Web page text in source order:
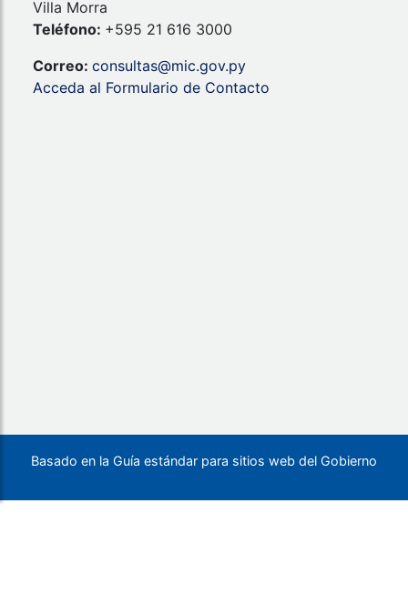
Villa Morra
Teléfono: +595 21 616 3000
Correo: consultas@mic.gov.py
Acceda al Formulario de Contacto
Basado en la Guía estándar para sitios web del Gobierno